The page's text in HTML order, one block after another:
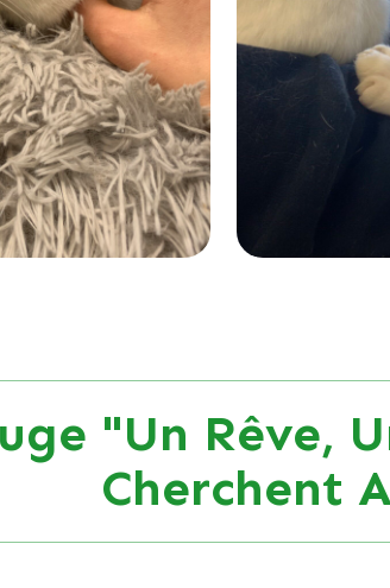
"Un Rêve,
Cherchent